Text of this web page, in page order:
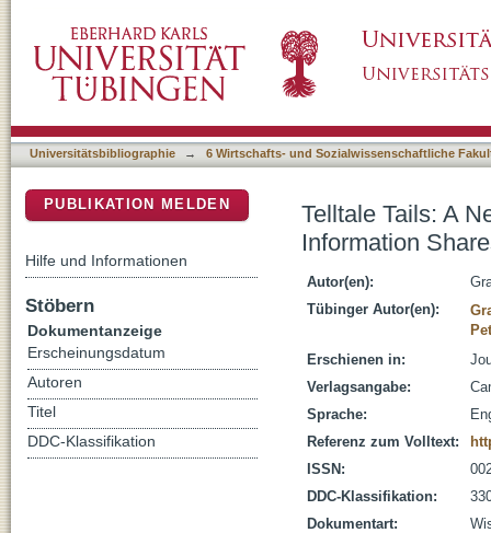
Universitätsbibliographie → 6 Wirtschafts- und Sozialwissenschaftliche
Telltale Tails: A
Information
Autor(en):
Tübinger Autor(en):
Erschienen in:
Verlagsangabe:
Sprache:
Referenz zum Volltext:
ISSN:
DDC-Klassifikation:
Dokumentart:
PUBLIKATION MELDEN
Hilfe und Informationen
Stöbern
Dokumentanzeige
Erscheinungsdatum
Autoren
Titel
DDC-Klassifikation